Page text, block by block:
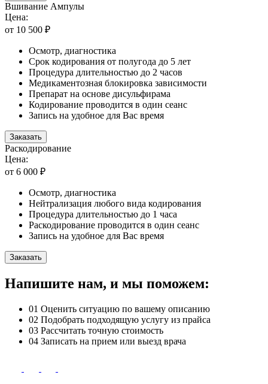
Вшивание Ампулы
Цена:
от 10 500 ₽
Осмотр, диагностика
Срок кодирования от полугода до 5 лет
Процедура длительностью до 2 часов
Медикаментозная блокировка зависимости
Препарат на основе дисульфирама
Кодирование проводится в один сеанс
Запись на удобное для Вас время
Заказать
Раскодирование
Цена:
от 6 000 ₽
Осмотр, диагностика
Нейтрализация любого вида кодирования
Процедура длительностью до 1 часа
Раскодирование проводится в один сеанс
Запись на удобное для Вас время
Заказать
Напишите нам, и мы поможем:
01 Оценить ситуацию по вашему описанию
02 Подобрать подходящую услугу из прайса
03 Рассчитать точную стоимость
04 Записать на прием или выезд врача